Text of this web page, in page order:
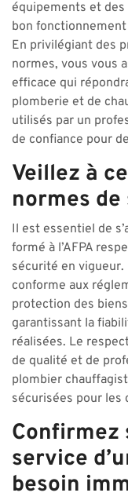
équipements et
bon
En privilégiant des
normes, vous vous
efficace qui
plomberie et de
utilisés par un
de confiance pour
Veillez à
normes
Il est essentiel de
formé à l’AFPA
sécurité en
conforme aux
protection des
garantissant la
réalisées. Le
de qualité et de
plombier
sécurisées pour les
Confirmez
service
besoin